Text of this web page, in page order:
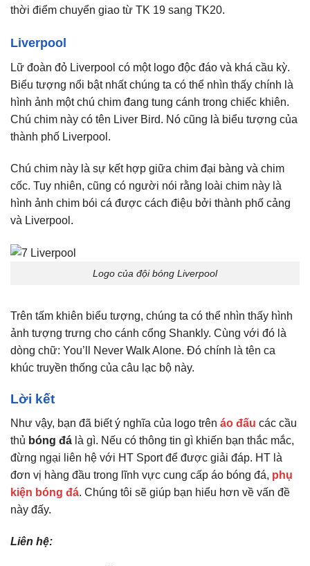
thời điểm chuyển giao từ TK 19 sang TK20.
Liverpool
Lữ đoàn đỏ Liverpool có một logo độc đáo và khá cầu kỳ.
Biểu tượng nổi bật nhất chúng ta có thể nhìn thấy chính là
hình ảnh một chú chim đang tung cánh trong chiếc khiên.
Chú chim này có tên Liver Bird. Nó cũng là biểu tượng của
thành phố Liverpool.
Chú chim này là sự kết hợp giữa chim đại bàng và chim
cốc. Tuy nhiên, cũng có người nói rằng loài chim này là
hình ảnh chim bói cá được cách điệu bởi thành phố cảng
và Liverpool.
Logo của đội bóng Liverpool
Trên tấm khiên biểu tượng, chúng ta có thể nhìn thấy hình
ảnh tượng trưng cho cánh cổng Shankly. Cùng với đó là
dòng chữ: You’ll Never Walk Alone. Đó chính là tên ca
khúc truyền thống của câu lạc bộ này.
Lời kết
Như vậy, bạn đã biết ý nghĩa của logo trên áo đấu các cầu
thủ bóng đá là gì. Nếu có thông tin gì khiến bạn thắc mắc,
đừng ngại liên hệ với HT Sport để được giải đáp. HT là
đơn vị hàng đầu trong lĩnh vực cung cấp áo bóng đá, phụ
kiện bóng đá. Chúng tôi sẽ giúp bạn hiểu hơn về vấn đề
này đấy.
Liên hệ: